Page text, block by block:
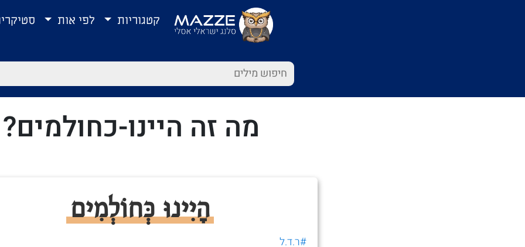
קטגוריות לפי אות
מה זה היינו-כחולמים?
הָיִינוּ כְּחוֹלְמִים
#ר.ד.ל